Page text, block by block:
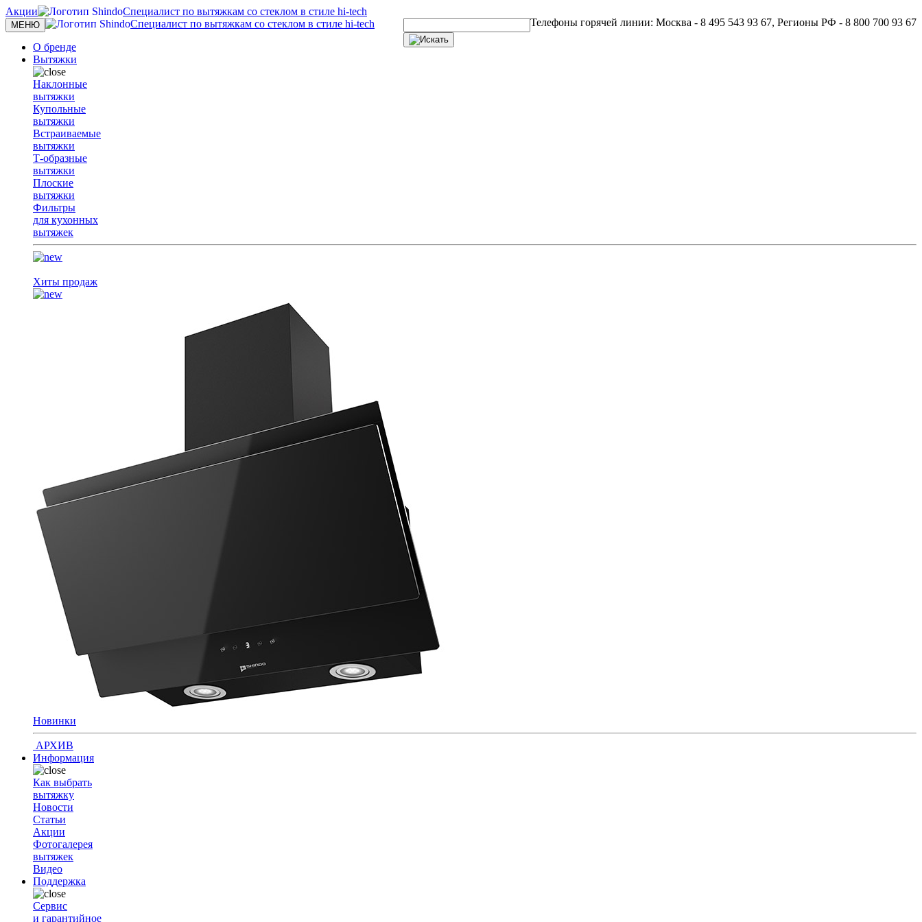
Акции
Телефоны горячей линии: Москва - 8 495 543 93 67, Регионы РФ - 8 800 700 93 67
Специалист по вытяжкам со стеклом в стиле hi-tech
Toggle
navigation
МЕНЮ
Специалист по вытяжкам со стеклом в стиле hi-tech
О бренде
Вытяжки
Наклонные
вытяжки
Купольные
вытяжки
Встраиваемые
вытяжки
Т-образные
вытяжки
Плоские
вытяжки
Фильтры
для кухонных
вытяжек
Хиты продаж
Новинки
АРХИВ
Информация
Как выбрать
вытяжку
Новости
Статьи
Акции
Фотогалерея
вытяжек
Видео
Поддержка
Сервис
и гарантийное